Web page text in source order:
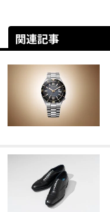
関連記事